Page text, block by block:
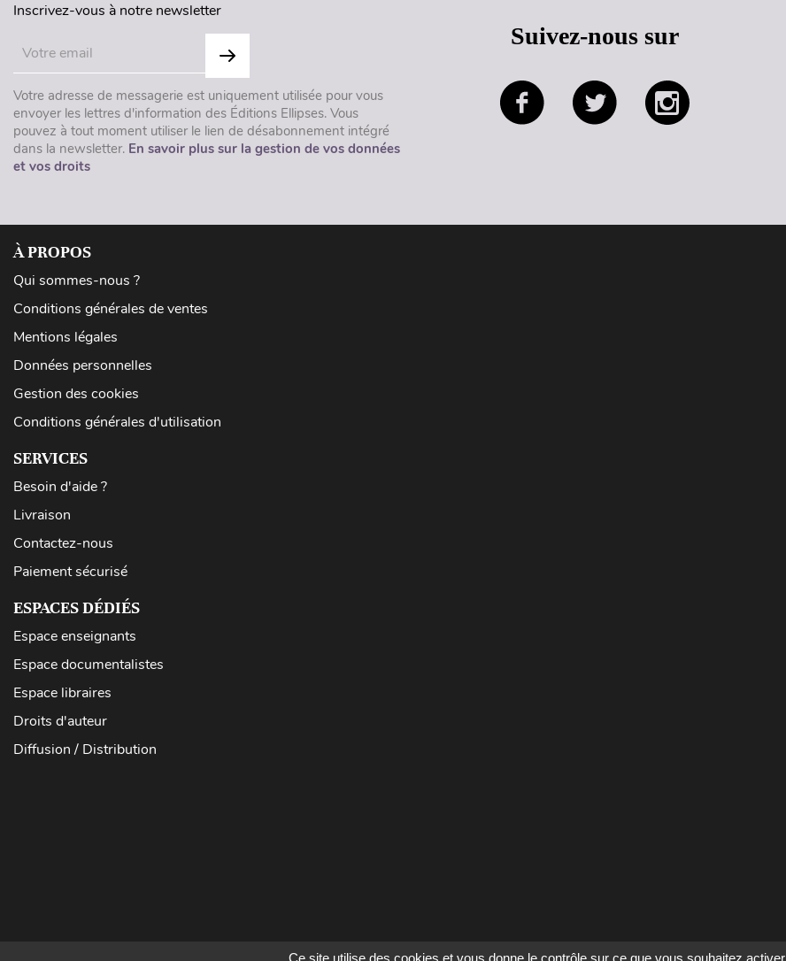
Inscrivez-vous à notre newsletter
Votre adresse de messagerie est uniquement utilisée pour vous
envoyer les lettres d'information des Éditions Ellipses. Vous
pouvez à tout moment utiliser le lien de désabonnement intégré
dans la newsletter. En savoir plus sur la gestion de vos données
et vos droits
Suivez-nous sur
À PROPOS
Qui sommes-nous ?
Conditions générales de ventes
Mentions légales
Données personnelles
Gestion des cookies
Conditions générales d'utilisation
SERVICES
Besoin d'aide ?
Livraison
Contactez-nous
Paiement sécurisé
ESPACES DÉDIÉS
Espace enseignants
Espace documentalistes
Espace libraires
Droits d'auteur
Diffusion / Distribution
Ce site utilise des cookies et vous donne le contrôle sur ce que vous souhaitez activer